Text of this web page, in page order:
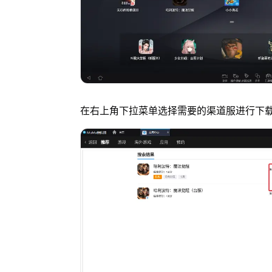
在右上角下拉菜单选择需要的渠道服进行下